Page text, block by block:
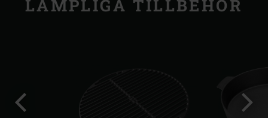
LÄMPLIGA TILLBEHÖR